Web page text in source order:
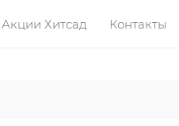
Акции Хитсад Контакты